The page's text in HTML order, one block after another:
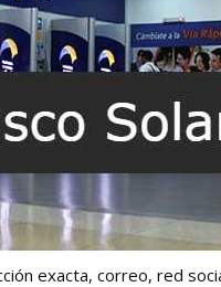
exacta, correo, red